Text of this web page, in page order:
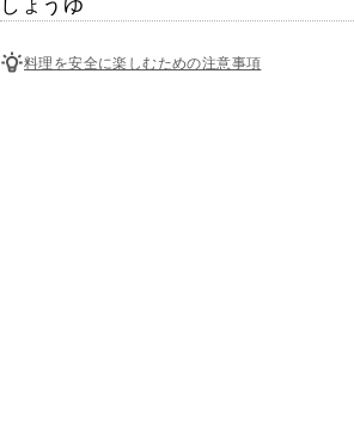
しょうゆ
料理を安全に楽しむための注意事項